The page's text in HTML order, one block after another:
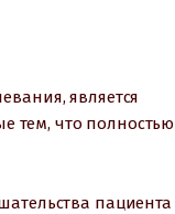
является
тем, что полностью
пациента